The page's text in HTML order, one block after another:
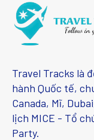
Travel Tracks là
hành Quốc tế,
Canada, Mĩ,
lịch MICE - Tổ
Party.